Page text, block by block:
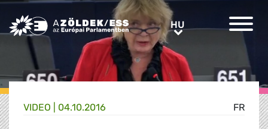
Greens/EFA Home HUHU
FR
VIDEO | 04.10.2016